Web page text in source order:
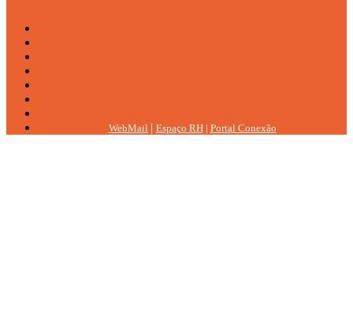
WebMail | Espaço RH | Portal Conexão